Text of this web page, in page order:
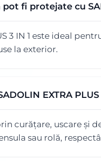
fi protejate cu
3 IN 1 este ideal
la exterior.
EXTRA PLUS
curățare, uscare și
sau rolă,